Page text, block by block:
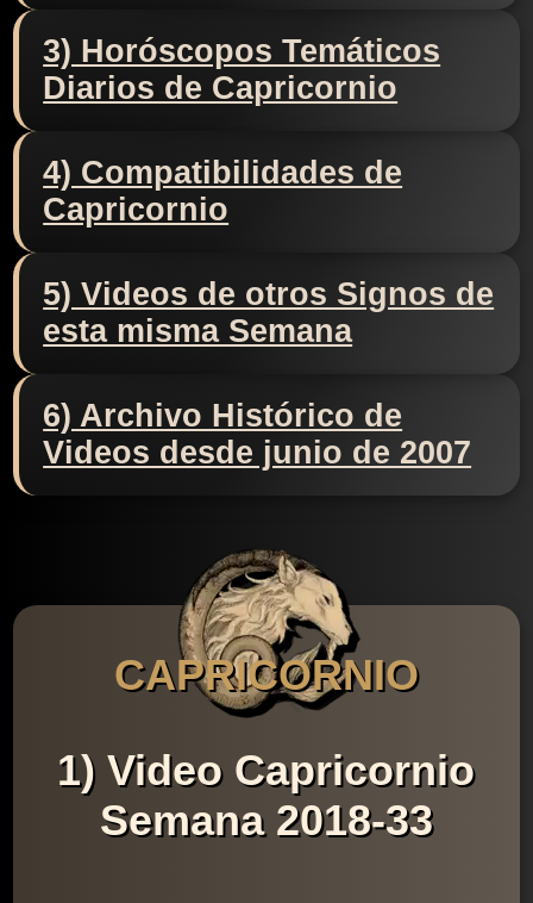
3) Horóscopos Temáticos
Diarios de Capricornio
4) Compatibilidades de
Capricornio
5) Videos de otros Signos de
esta misma Semana
6) Archivo Histórico de
Videos desde junio de 2007
CAPRICORNIO
1) Video Capricornio
Semana 2018-33